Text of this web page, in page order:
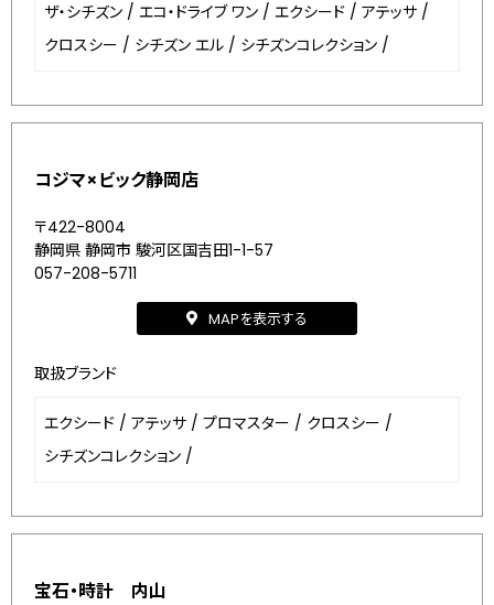
ザ・シチズン / エコ・ドライブ ワン / エクシード / アテッサ /
クロスシー / シチズン エル / シチズンコレクション /
コジマ×ビック静岡店
〒422-8004
静岡県 静岡市 駿河区国吉田1-1-57
057-208-5711
MAPを表示する
取扱ブランド
エクシード / アテッサ / プロマスター / クロスシー /
シチズンコレクション /
宝石・時計 内山